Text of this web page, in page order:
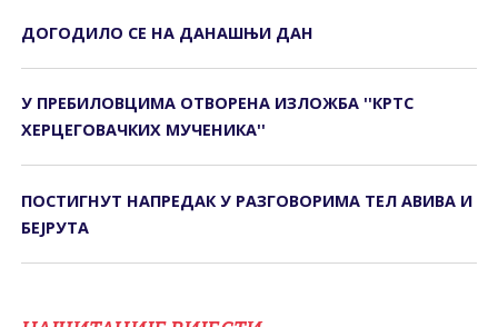
ДОГОДИЛО СЕ НА ДАНАШЊИ ДАН
У ПРЕБИЛОВЦИМА ОTВОРЕНА ИЗЛОЖБА ''КРTС
ХЕРЦЕГОВАЧКИХ МУЧЕНИКА''
ПОСТИГНУТ НАПРЕДАК У РАЗГОВОРИМА ТЕЛ АВИВА И
БЕЈРУТА